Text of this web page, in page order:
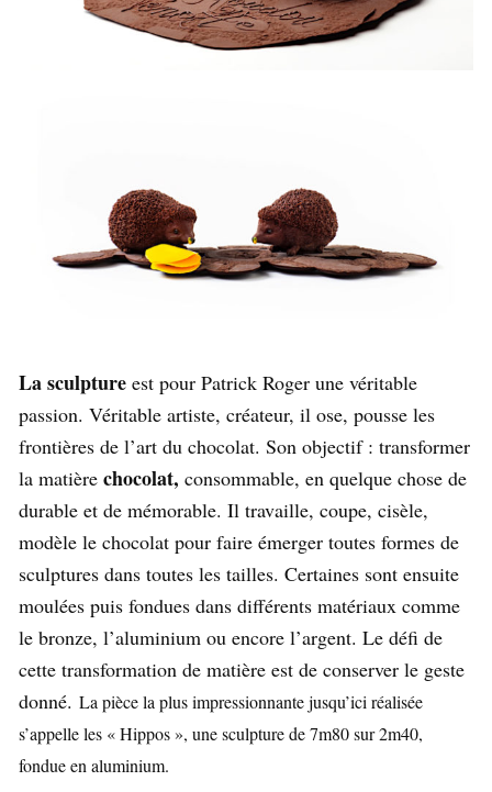
La sculpture est pour Patrick Roger une véritable
passion. Véritable artiste, créateur, il ose, pousse les
frontières de l’art du chocolat. Son objectif : transformer
la matière chocolat, consommable, en quelque chose de
durable et de mémorable. Il travaille, coupe, cisèle,
modèle le chocolat pour faire émerger toutes formes de
sculptures dans toutes les tailles. Certaines sont ensuite
moulées puis fondues dans différents matériaux comme
le bronze, l’aluminium ou encore l’argent. Le défi de
cette transformation de matière est de conserver le geste
donné. La pièce la plus impressionnante jusqu’ici réalisée
s’appelle les « Hippos », une sculpture de 7m80 sur 2m40,
fondue en aluminium.